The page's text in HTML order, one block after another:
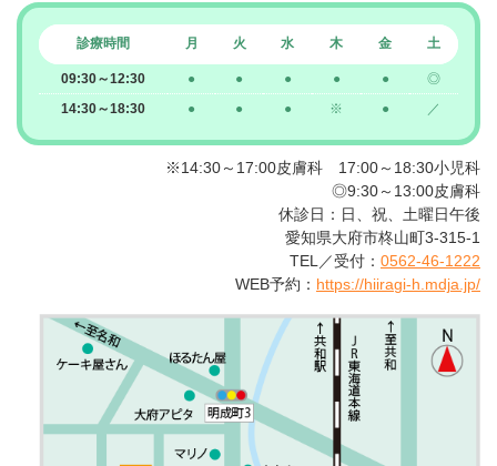
診療時間 月 火 水 木 金 土
09:30～12:30 ● ● ● ● ●
◎
14:30～18:30
● ● ● ※ ● ／
※14:30～17:00皮膚科 17:00～18:30小児科
◎9:30～13:00皮膚科
休診日：日、祝、土曜日午後
愛知県大府市柊山町3-315-1
TEL／受付： 0562-46-1222
WEB予約： https://hiiragi-h.mdja.jp/